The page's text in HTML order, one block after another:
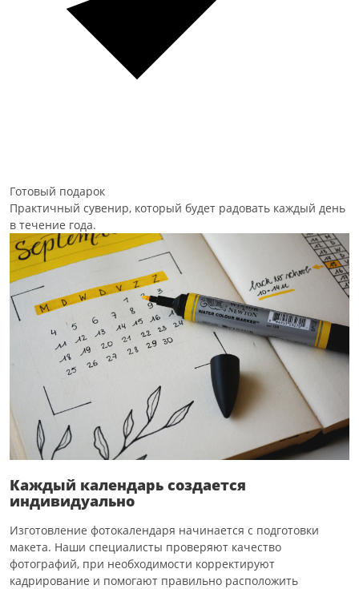
Готовый подарок
Практичный сувенир, который будет радовать каждый день
в течение года.
Каждый календарь создается
индивидуально
Изготовление фотокалендаря начинается с подготовки
макета. Наши специалисты проверяют качество
фотографий, при необходимости корректируют
кадрирование и помогают правильно расположить